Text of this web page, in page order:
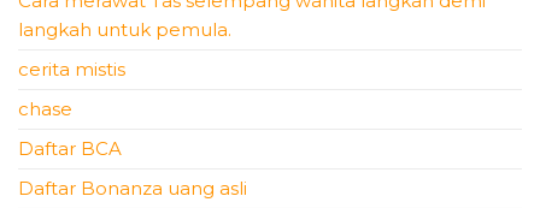
langkah untuk pemula.
cerita mistis
chase
Daftar BCA
Daftar Bonanza uang asli